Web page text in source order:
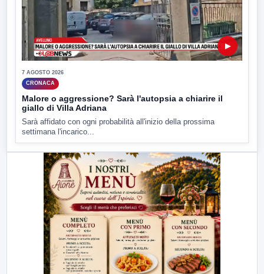
▶
7 AGOSTO 2026
CRONACA
Malore o aggressione? Sarà l'autopsia a chiarire il
giallo di Villa Adriana
Sarà affidato con ogni probabilità all'inizio della prossima
settimana l'incarico...